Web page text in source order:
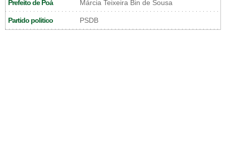
Prefeito de Poá Márcia Teixeira Bin de Sousa
Partido politico PSDB